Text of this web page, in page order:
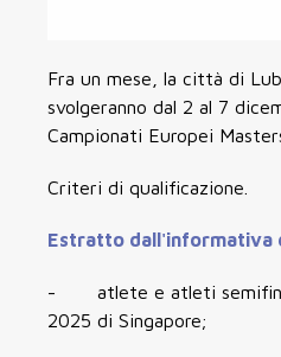
Fra un mese, la città di
svolgeranno dal 2 al 7
Campionati Europei
Criteri di qualificazione.
Estratto dall'informativa
- atlete e atleti
2025 di Singapore;